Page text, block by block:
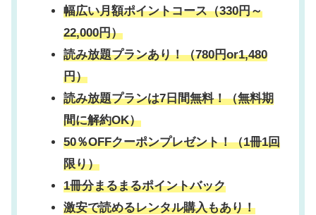
幅広い月額ポイントコース（330円～
22,000円）
読み放題プランあり！（780円or1,480
円）
読み放題プランは7日間無料！（無料期
間に解約OK）
50％OFFクーポンプレゼント！（1冊1回
限り）
1冊分まるまるポイントバック
激安で読めるレンタル購入もあり！